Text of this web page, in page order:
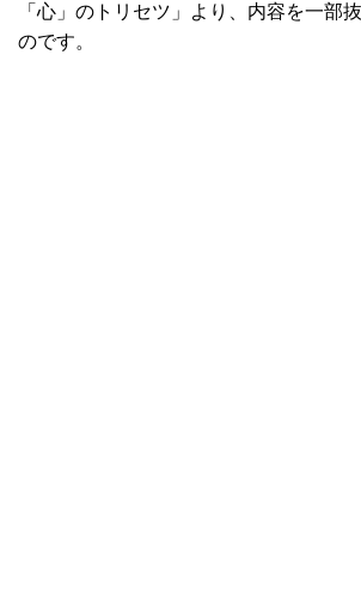
「心」のトリセツ」より、内容を一部
のです。